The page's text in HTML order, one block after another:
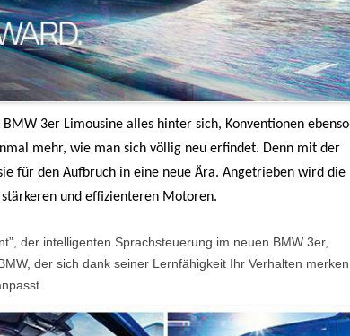
3er Limousine alles hinter sich, Konventionen ebenso
mehr, wie man sich völlig neu erfindet. Denn mit der
für den Aufbruch in eine neue Ära. Angetrieben wird die
und effizienteren Motoren.
der intelligenten Sprachsteuerung im neuen BMW 3er,
der sich dank seiner Lernfähigkeit Ihr Verhalten merken